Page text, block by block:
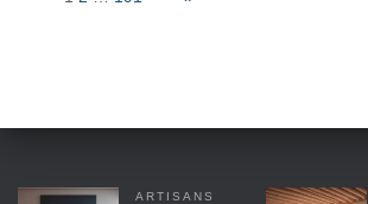
ARTISANS